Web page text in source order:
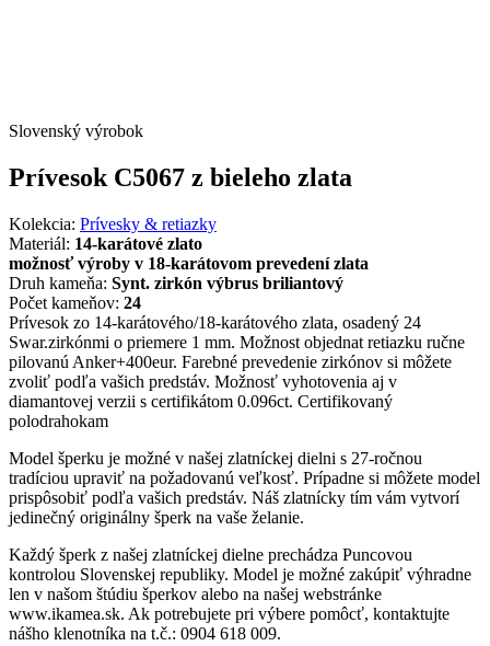
Slovenský výrobok
Prívesok C5067 z bieleho zlata
Kolekcia: Prívesky & retiazky
Materiál: 14-karátové zlato
možnosť výroby v 18-karátovom prevedení zlata
Druh kameňa: Synt. zirkón výbrus briliantový
Počet kameňov: 24
Prívesok zo 14-karátového/18-karátového zlata, osadený 24
Swar.zirkónmi o priemere 1 mm. Možnost objednat retiazku ručne
pilovanú Anker+400eur. Farebné prevedenie zirkónov si môžete
zvoliť podľa vašich predstáv. Možnosť vyhotovenia aj v
diamantovej verzii s certifikátom 0.096ct. Certifikovaný
polodrahokam
Model šperku je možné v našej zlatníckej dielni s 27-ročnou
tradíciou upraviť na požadovanú veľkosť. Prípadne si môžete model
prispôsobiť podľa vašich predstáv. Náš zlatnícky tím vám vytvorí
jedinečný originálny šperk na vaše želanie.
Každý šperk z našej zlatníckej dielne prechádza Puncovou
kontrolou Slovenskej republiky. Model je možné zakúpiť výhradne
len v našom štúdiu šperkov alebo na našej webstránke
www.ikamea.sk. Ak potrebujete pri výbere pomôcť, kontaktujte
nášho klenotníka na t.č.: 0904 618 009.